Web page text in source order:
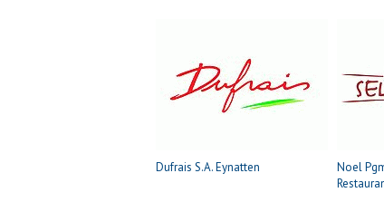
Dufrais S.A. Eynatten
Noel